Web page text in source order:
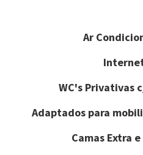
Ar
WC's Privativas
Adaptados para
Camas Extra